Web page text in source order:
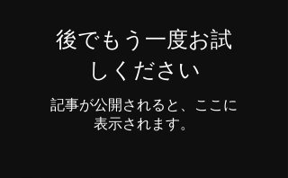
後でもう一度お試
しください
記事が公開されると、ここに
表示されます。